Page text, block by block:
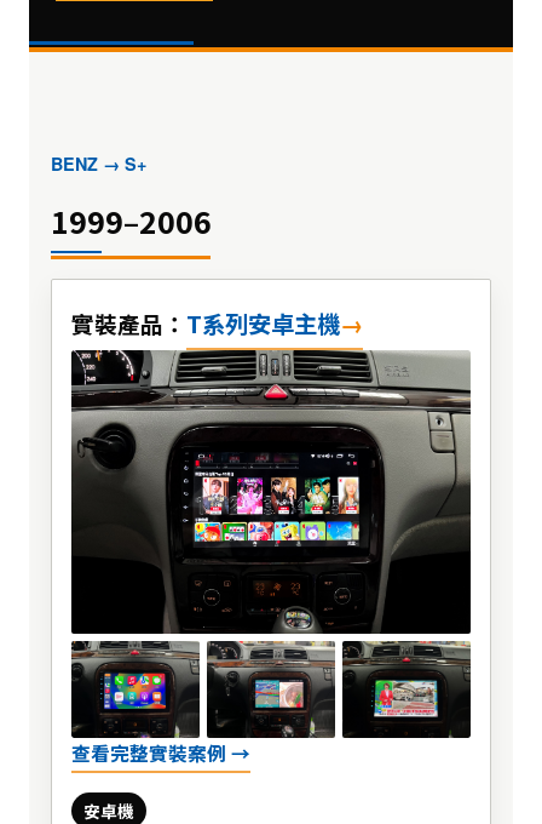
BENZ → S+
1999–2006
實裝產品： T系列安卓主機
查看完整實裝案例 →
安卓機